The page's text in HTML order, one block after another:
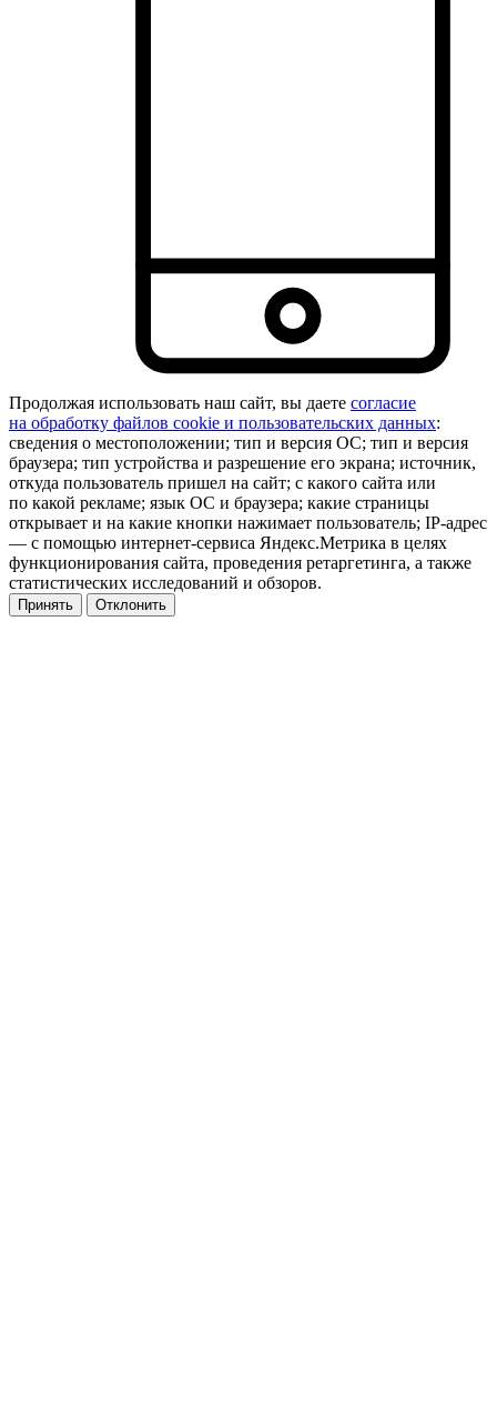
Продолжая использовать наш сайт, вы даете согласие
на обработку файлов cookie и пользовательских данных:
сведения о местоположении; тип и версия ОС; тип и версия
браузера; тип устройства и разрешение его экрана; источник,
откуда пользователь пришел на сайт; с какого сайта или
по какой рекламе; язык ОС и браузера; какие страницы
открывает и на какие кнопки нажимает пользователь; IP-адрес
— с помощью интернет-сервиса Яндекс.Метрика в целях
функционирования сайта, проведения ретаргетинга, а также
статистических исследований и обзоров.
Принять Отклонить